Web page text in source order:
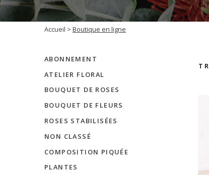
Accueil > Boutique en ligne
ABONNEMENT
ATELIER FLORAL
BOUQUET DE ROSES
BOUQUET DE FLEURS
ROSES STABILISÉES
NON CLASSÉ
COMPOSITION PIQUÉE
PLANTES